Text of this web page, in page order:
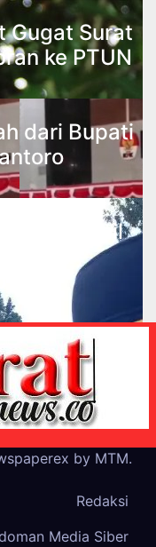
Gugat Surat
ke PTUN
dari Bupati
Hasil
by MTM.
Redaksi
Media Siber